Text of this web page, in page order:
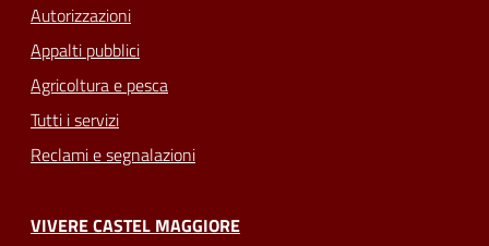
Autorizzazioni
Appalti pubblici
Agricoltura e pesca
Tutti i servizi
Reclami e segnalazioni
VIVERE CASTEL MAGGIORE